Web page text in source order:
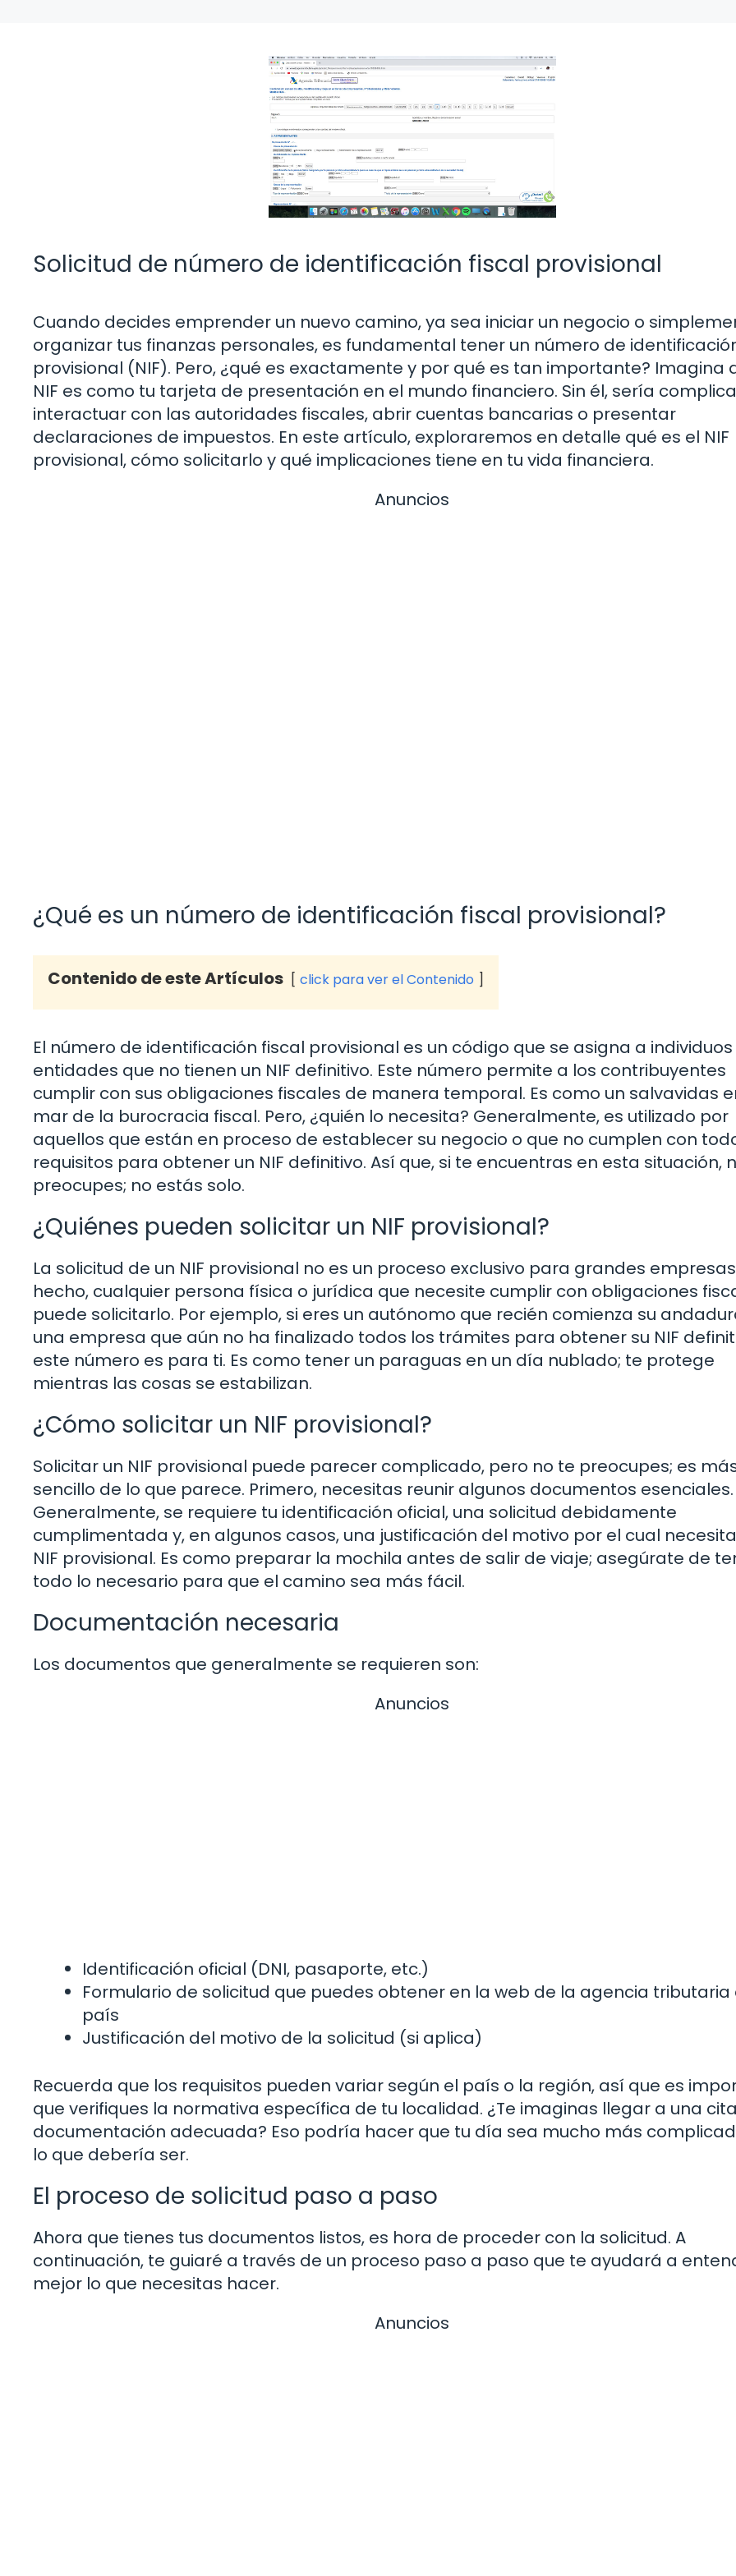
Solicitud de número de identificación fiscal provisional
Cuando decides emprender un nuevo camino, ya sea iniciar un negocio o
organizar tus finanzas personales, es fundamental tener un número de
provisional (NIF). Pero, ¿qué es exactamente y por qué es tan importante? Imagina
NIF es como tu tarjeta de presentación en el mundo financiero. Sin él, sería
interactuar con las autoridades fiscales, abrir cuentas bancarias o presentar
declaraciones de impuestos. En este artículo, exploraremos en detalle qué es el NIF
provisional, cómo solicitarlo y qué implicaciones tiene en tu vida financiera.
Anuncios
¿Qué es un número de identificación fiscal provisional?
Contenido de este Artículos click para ver el Contenido
El número de identificación fiscal provisional es un código que se asigna a
entidades que no tienen un NIF definitivo. Este número permite a los contribuyentes
cumplir con sus obligaciones fiscales de manera temporal. Es como un salvavidas
mar de la burocracia fiscal. Pero, ¿quién lo necesita? Generalmente, es utilizado por
aquellos que están en proceso de establecer su negocio o que no cumplen con
requisitos para obtener un NIF definitivo. Así que, si te encuentras en esta situación,
preocupes; no estás solo.
¿Quiénes pueden solicitar un NIF provisional?
La solicitud de un NIF provisional no es un proceso exclusivo para grandes
hecho, cualquier persona física o jurídica que necesite cumplir con obligaciones
puede solicitarlo. Por ejemplo, si eres un autónomo que recién comienza su
una empresa que aún no ha finalizado todos los trámites para obtener su NIF
este número es para ti. Es como tener un paraguas en un día nublado; te protege
mientras las cosas se estabilizan.
¿Cómo solicitar un NIF provisional?
Solicitar un NIF provisional puede parecer complicado, pero no te preocupes; es
sencillo de lo que parece. Primero, necesitas reunir algunos documentos esenciales.
Generalmente, se requiere tu identificación oficial, una solicitud debidamente
cumplimentada y, en algunos casos, una justificación del motivo por el cual
NIF provisional. Es como preparar la mochila antes de salir de viaje; asegúrate de
todo lo necesario para que el camino sea más fácil.
Documentación necesaria
Los documentos que generalmente se requieren son:
Anuncios
Identificación oficial (DNI, pasaporte, etc.)
Formulario de solicitud que puedes obtener en la web de la agencia tributaria
país
Justificación del motivo de la solicitud (si aplica)
Recuerda que los requisitos pueden variar según el país o la región, así que es
que verifiques la normativa específica de tu localidad. ¿Te imaginas llegar a una
documentación adecuada? Eso podría hacer que tu día sea mucho más
lo que debería ser.
El proceso de solicitud paso a paso
Ahora que tienes tus documentos listos, es hora de proceder con la solicitud. A
continuación, te guiaré a través de un proceso paso a paso que te ayudará a
mejor lo que necesitas hacer.
Anuncios